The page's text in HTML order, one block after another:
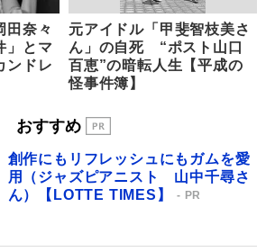
田奈々
」とマ
ンドレ
元アイドル「甲斐智枝美さ
ん」の自死 “ポスト山口
百恵”の暗転人生【平成の
怪事件簿】
おすすめ
創作にもリフレッシュにもガムを愛
用（ジャズピアニスト 山中千尋さ
ん）【LOTTE TIMES】
PR